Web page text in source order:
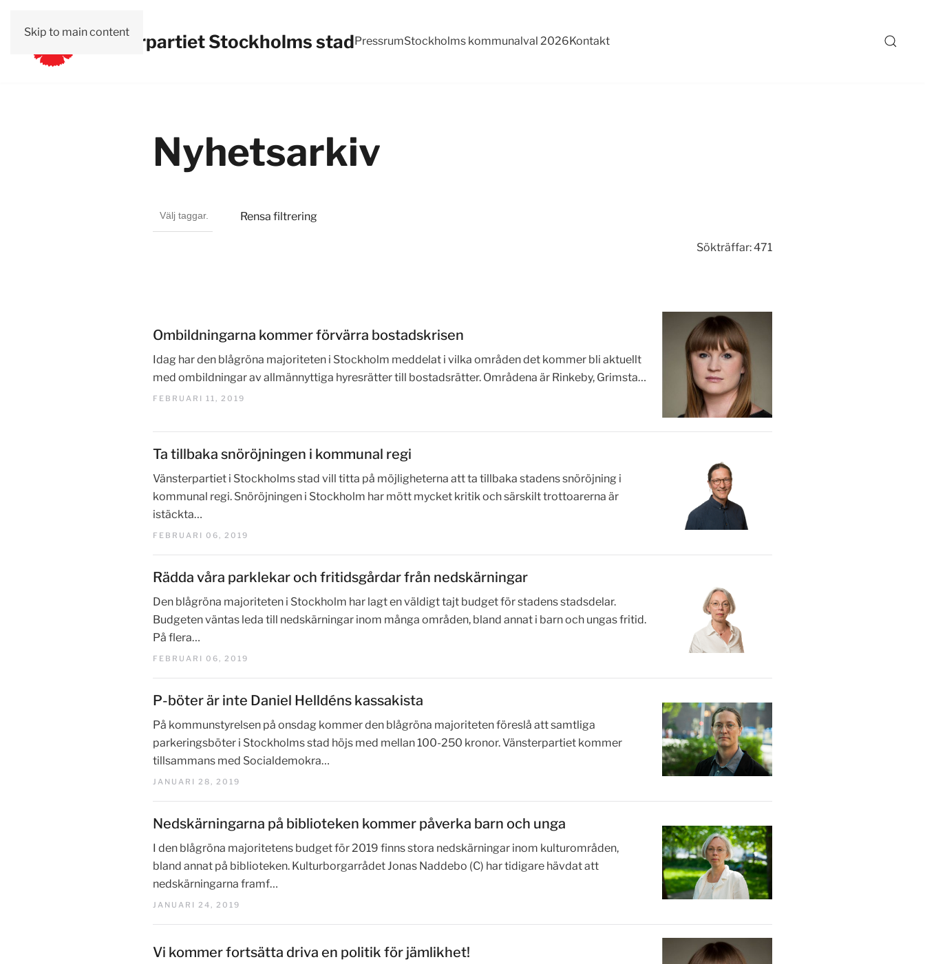
Skip to main contentVänsterpartiet Stockholms stadPressrumStockholms kommunalval 2026Kontakt
Nyhetsarkiv
Rensa filtrering
Sökträffar: 471
Ombildningarna kommer förvärra bostadskrisen
Idag har den blågröna majoriteten i Stockholm meddelat i vilka områden det kommer bli aktuellt
med ombildningar av allmännyttiga hyresrätter till bostadsrätter. Områdena är Rinkeby, Grimsta…
FEBRUARI 11, 2019
Ta tillbaka snöröjningen i kommunal regi
Vänsterpartiet i Stockholms stad vill titta på möjligheterna att ta tillbaka stadens snöröjning i
kommunal regi. Snöröjningen i Stockholm har mött mycket kritik och särskilt trottoarerna är
istäckta…
FEBRUARI 06, 2019
Rädda våra parklekar och fritidsgårdar från nedskärningar
Den blågröna majoriteten i Stockholm har lagt en väldigt tajt budget för stadens stadsdelar.
Budgeten väntas leda till nedskärningar inom många områden, bland annat i barn och ungas fritid.
På flera…
FEBRUARI 06, 2019
P-böter är inte Daniel Helldéns kassakista
På kommunstyrelsen på onsdag kommer den blågröna majoriteten föreslå att samtliga
parkeringsböter i Stockholms stad höjs med mellan 100-250 kronor. Vänsterpartiet kommer
tillsammans med Socialdemokra…
JANUARI 28, 2019
Nedskärningarna på biblioteken kommer påverka barn och unga
I den blågröna majoritetens budget för 2019 finns stora nedskärningar inom kulturområden,
bland annat på biblioteken. Kulturborgarrådet Jonas Naddebo (C) har tidigare hävdat att
nedskärningarna framf…
JANUARI 24, 2019
Vi kommer fortsätta driva en politik för jämlikhet!